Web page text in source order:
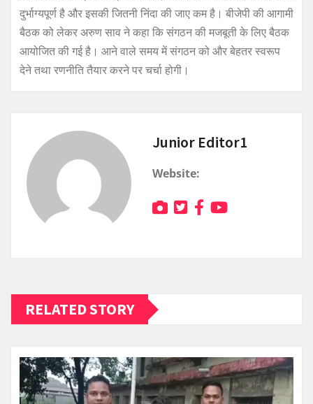
दुर्भाग्यपूर्ण है और इसकी जितनी निंदा की जाए कम है। बीजेपी की आगामी
बैठक को लेकर अरुण साव ने कहा कि संगठन की मजबूती के लिए बैठक
आयोजित की गई है। आने वाले समय में संगठन को और बेहतर स्वरूप
देने तथा रणनीति तैयार करने पर चर्चा होगी।
Junior Editor1
Website:
RELATED STORY